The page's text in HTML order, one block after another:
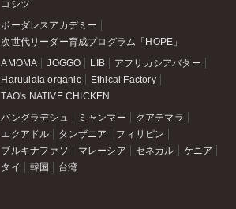
コシツ
ボーダレスアカデミー
次世代リーダー育成プログラム「HOPE」
AMOMA JOGGO LIB
アフリカシアバター
Haruulala organic
Ethical Factory
TAO's NATIVE CHICKEN
バングラデシュ ミャンマー
グアテマラ
エクアドル
タンザニア
フィリピン
ブルキナファソ
マレーシア セネガル
ケニア
タイ
韓国 台湾